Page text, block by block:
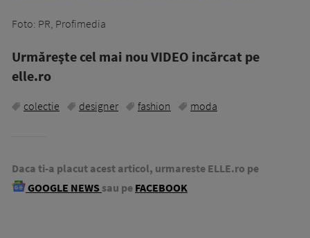
Foto: PR, Profimedia
Urmăreşte cel mai nou VIDEO incărcat pe
elle.ro
colectie designer fashion moda
Daca ti-a placut acest articol, urmareste ELLE.ro pe
GOOGLE NEWS sau pe FACEBOOK